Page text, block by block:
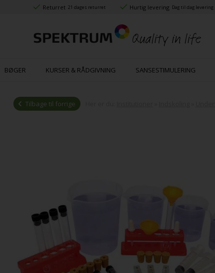
Returret 21 dages returret Hurtig levering Dag til dag levering
BØGER KURSER & RÅDGIVNING SANSESTIMULERING
Tilbage til forrige